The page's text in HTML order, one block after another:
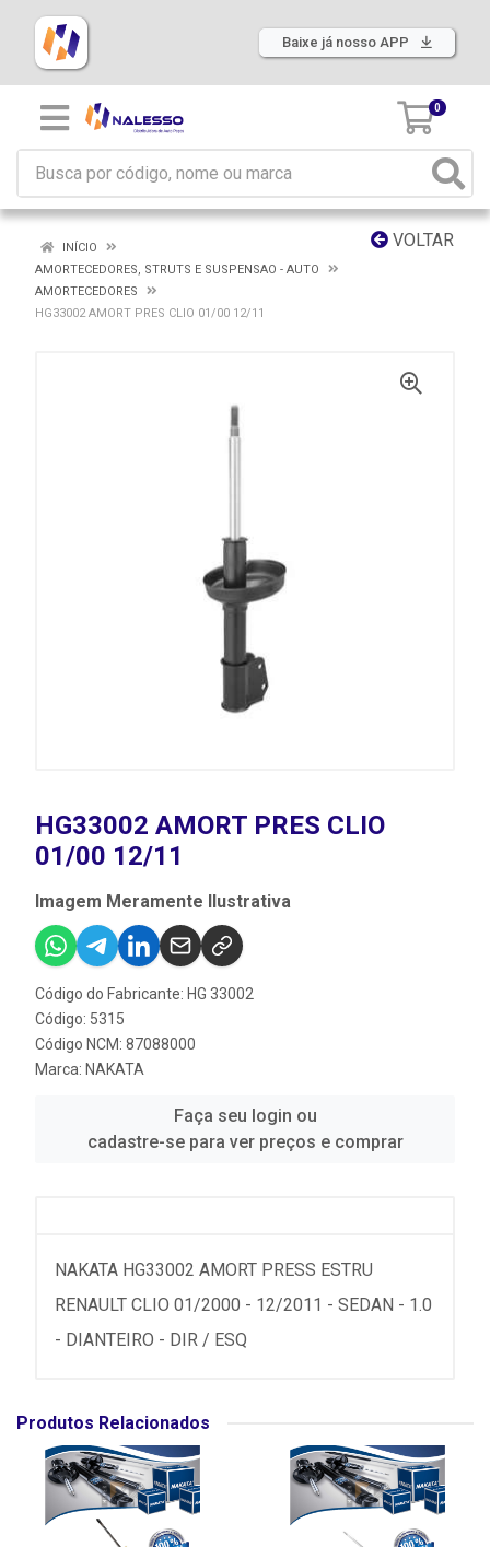
Baixe já nosso APP
0
VOLTAR
INÍCIO
AMORTECEDORES, STRUTS E SUSPENSAO - AUTO
AMORTECEDORES
HG33002 AMORT PRES CLIO 01/00 12/11
HG33002 AMORT PRES CLIO
01/00 12/11
Imagem Meramente Ilustrativa
Código do Fabricante: HG 33002
Código: 5315
Código NCM: 87088000
Marca: NAKATA
Faça seu login ou
cadastre-se para ver preços e comprar
NAKATA HG33002 AMORT PRESS ESTRU
RENAULT CLIO 01/2000 - 12/2011 - SEDAN - 1.0
- DIANTEIRO - DIR / ESQ
Produtos Relacionados